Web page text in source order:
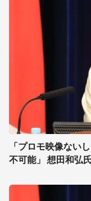
「プロモ映像ない
不可能」 想田和弘